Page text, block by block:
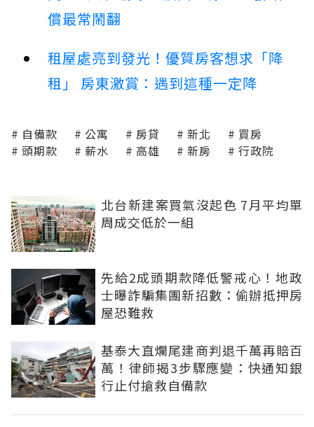
償最常鬧翻
租屋處亮到發光！優質房客想求「降
租」 房東激賞：遇到這種一定降
自備款 公寓 房貸 新北
買房
頭期款
薪水 高雄 新房 行政院
北台新建案買氣沒起色 7月平均單
周成交低於一組
先給2成頭期款降低警戒心！地政
士曝詐騙集團新招數：偷辦抵押房
屋恐難救
基泰大直爛尾建商判退千萬再賠百
萬！律師揭3步驟應變：快通知銀
行止付搶救自備款